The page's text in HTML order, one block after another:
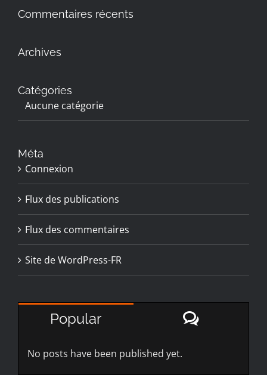
Commentaires récents
Archives
Catégories
Aucune catégorie
Méta
Connexion
Flux des publications
Flux des commentaires
Site de WordPress-FR
Popular
No posts have been published yet.